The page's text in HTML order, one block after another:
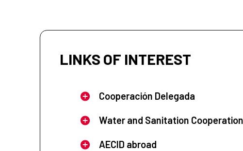
LINKS OF INTEREST
Cooperación Delegada
Water and Sanitation
AECID abroad